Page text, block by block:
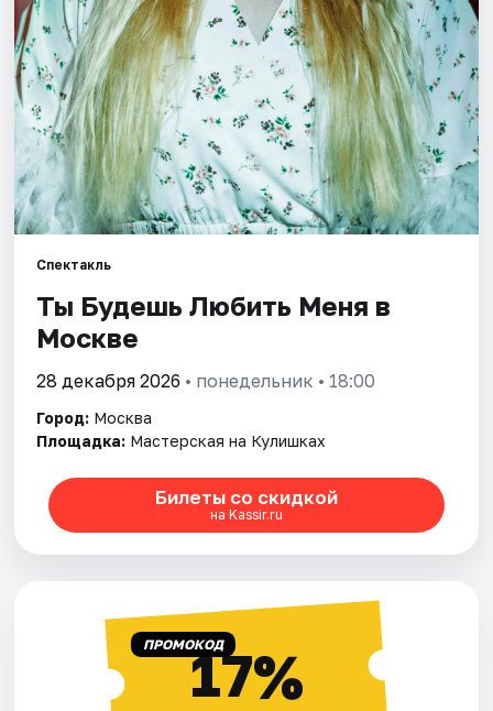
Рейтинги
Спектакль
Ты Будешь Любить Меня в
Москве
28 декабря 2026 • понедельник • 18:00
Город: Москва
Площадка: Мастерская на Кулишках
Билеты со скидкой
на Kassir.ru
ПРОМОКОД17%